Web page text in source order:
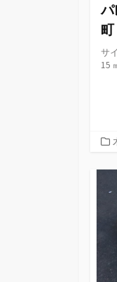
パ
町
サ
15